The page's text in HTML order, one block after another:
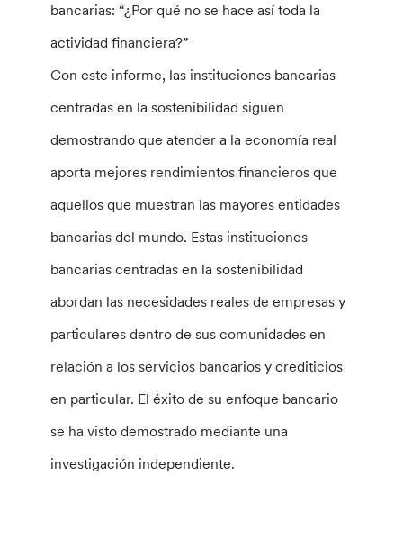
bancarias: “¿Por qué no se hace así toda la
actividad financiera?”
Con este informe, las instituciones bancarias
centradas en la sostenibilidad siguen
demostrando que atender a la economía real
aporta mejores rendimientos financieros que
aquellos que muestran las mayores entidades
bancarias del mundo. Estas instituciones
bancarias centradas en la sostenibilidad
abordan las necesidades reales de empresas y
particulares dentro de sus comunidades en
relación a los servicios bancarios y crediticios
en particular. El éxito de su enfoque bancario
se ha visto demostrado mediante una
investigación independiente.